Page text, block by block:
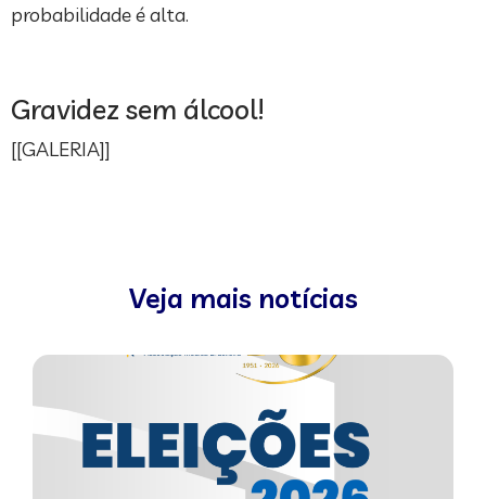
probabilidade é alta.
Gravidez sem álcool!
[[GALERIA]]
Veja mais notícias